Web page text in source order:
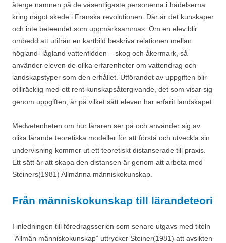
återge namnen på de väsentligaste personerna i hädelserna
kring något skede i Franska revolutionen. Där är det kunskaper
och inte beteendet som uppmärksammas. Om en elev blir
ombedd att utifrån en kartbild beskriva relationen mellan
högland- lågland vattenflöden – skog och åkermark, så
använder eleven de olika erfarenheter om vattendrag och
landskapstyper som den erhållet. Utförandet av uppgiften blir
otillräcklig med ett rent kunskapsåtergivande, det som visar sig
genom uppgiften, är på vilket sätt eleven har erfarit landskapet.
Medvetenheten om hur läraren ser på och använder sig av
olika lärande teoretiska modeller för att förstå och utveckla sin
undervisning kommer ut ett teoretiskt distanserade till praxis.
Ett sätt är att skapa den distansen är genom att arbeta med
Steiners(1981) Allmänna människokunskap.
Från människokunskap till lärandeteori
I inledningen till föredragsserien som senare utgavs med titeln
”Allmän människokunskap” uttrycker Steiner(1981) att avsikten